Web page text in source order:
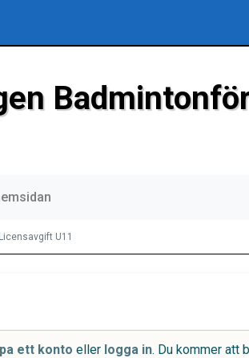
U11
ett konto eller logga in. Du kommer att